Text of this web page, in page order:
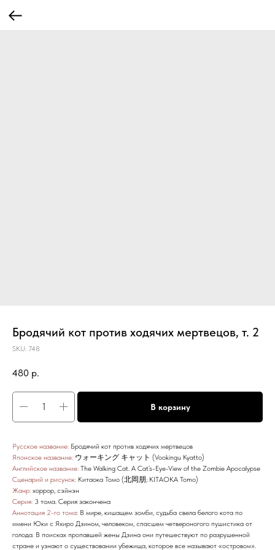
Бродячий кот против ходячих мертвецов, т. 2
SKU: 748
480 р.
В корзину
Русское название: Бродячий кот против ходячих мертвецов
Японское название: ウォーキング キャット (Vookingu Kyatto)
Английское название: The Walking Cat. A Cat’s-Eye-View of the Zombie Apocalypse
Сценарий и рисунок: Китаока Томо (北岡朋; KITAOKA Tomo)
Жанр: хоррор, сэйнэн
Серия: 3 тома. Серия закончена
Аннотация 2-го тома: В мире, кишащем зомби, судьба свела белого кота по
имени Юки с Яхиро Дзином, человеком, спасшем четвероногого пушистика от
голода. В поисках пропавшей жены Дзина они путешествуют по разрушенной
стране и узнают о существовании убежища, которое все называют «островом».